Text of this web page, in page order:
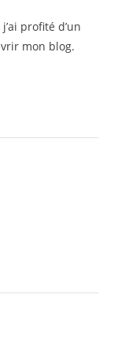
profité d’un
mon blog.